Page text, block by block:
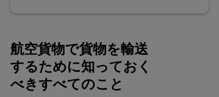
航空貨物で貨物を輸送
するために知っておく
べきすべてのこと